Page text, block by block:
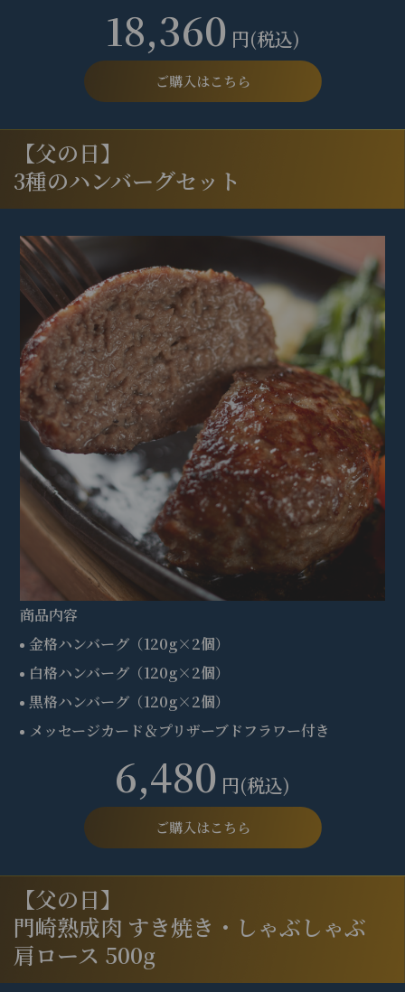
18,360 円(税込)
ご購入はこちら
【父の日】
3種のハンバーグセット
商品内容
金格ハンバーグ（120g×2個）
白格ハンバーグ（120g×2個）
黒格ハンバーグ（120g×2個）
メッセージカード＆プリザーブドフラワー付き
6,480 円(税込)
ご購入はこちら
【父の日】
門崎熟成肉 すき焼き・しゃぶしゃぶ
肩ロース 500g